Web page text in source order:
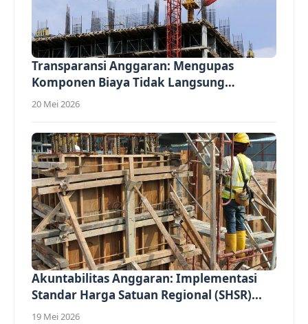
Transparansi Anggaran: Mengupas
Komponen Biaya Tidak Langsung
(Overhead)...
20 Mei 2026
Akuntabilitas Anggaran: Implementasi
Standar Harga Satuan Regional (SHSR)...
19 Mei 2026